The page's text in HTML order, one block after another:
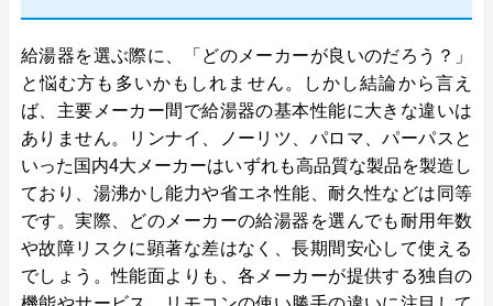
給湯器を選ぶ際に、「どのメーカーが良いのだろう？」
と悩む方も多いかもしれません。しかし結論から言え
ば、主要メーカー間で給湯器の基本性能に大きな違いは
ありません。リンナイ、ノーリツ、パロマ、パーパスと
いった国内4大メーカーはいずれも高品質な製品を製造し
ており、湯沸かし能力や省エネ性能、耐久性などは同等
です。実際、どのメーカーの給湯器を選んでも耐用年数
や故障リスクに顕著な差はなく、長期間安心して使える
でしょう。性能面よりも、各メーカーが提供する独自の